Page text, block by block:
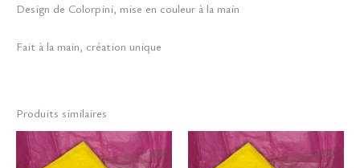
Design de Colorpini, mise en couleur à la main
Fait à la main, création unique
Produits similaires